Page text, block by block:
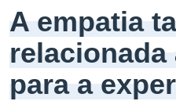
A empatia
relacionada
para a